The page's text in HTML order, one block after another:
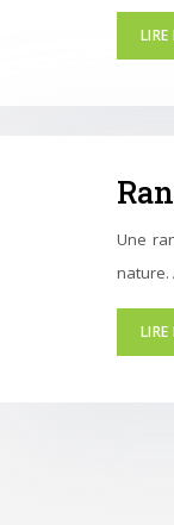
LIRE
Une
nature.
LIRE